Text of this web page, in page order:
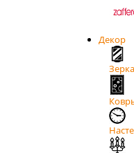
Декор